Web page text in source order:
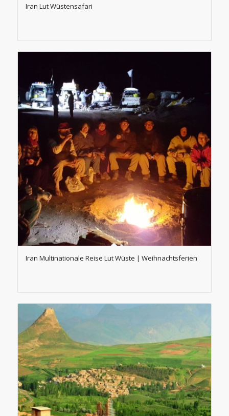
Iran Lut Wüstensafari
Iran Multinationale Reise Lut Wüste | Weihnachtsferien